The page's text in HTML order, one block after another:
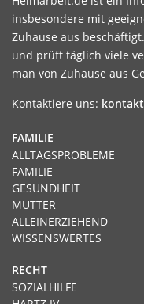
insbesondere mit
Zuhause aus
und prüft täglich viele
man von Zuhause aus
Kontaktiere uns:
FAMILIE
ALLTAGSPROBLEME
FAMILIE
GESUNDHEIT
MÜTTER
ALLEINERZIEHEND
WISSENSWERTES
RECHT
SOZIALHILFE